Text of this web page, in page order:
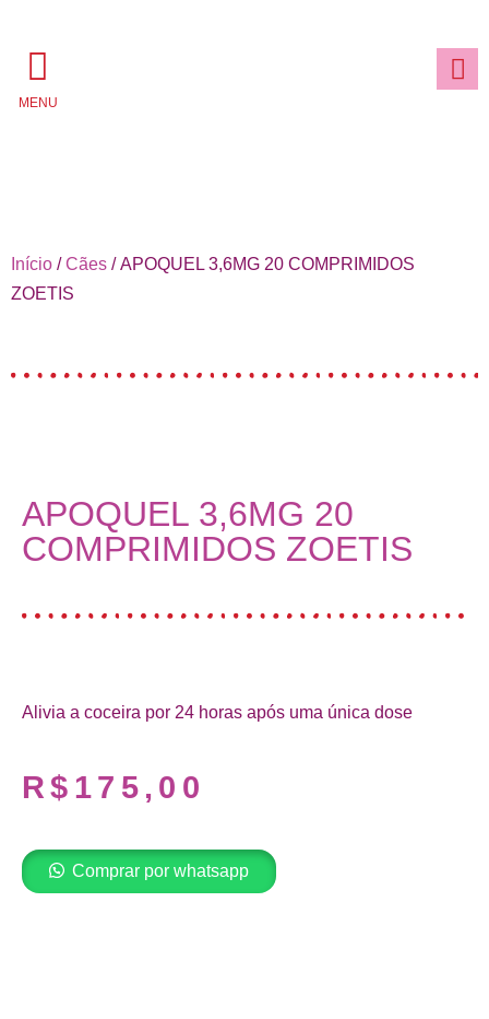
MENU
Início /Cães / APOQUEL 3,6MG 20 COMPRIMIDOS
ZOETIS
APOQUEL 3,6MG 20
COMPRIMIDOS ZOETIS
Alivia a coceira por 24 horas após uma única dose
R$ 175,00
Comprar por whatsapp